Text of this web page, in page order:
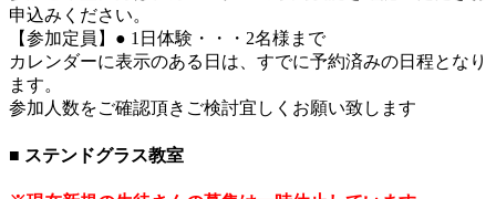
申込みください。
【参加定員】● 1日体験・・・2名様まで
カレンダーに表示のある日は、すでに予約済みの日程となり
ます。
参加人数をご確認頂きご検討宜しくお願い致します
■ ステンドグラス教室